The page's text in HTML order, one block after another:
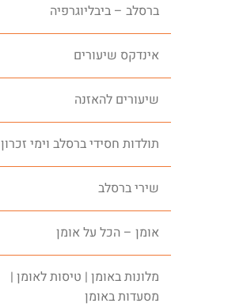
ברסלב – ביבליוגרפיה
אינדקס שיעורים
שיעורים להאזנה
תולדות חסידי ברסלב וימי זכרון
שירי ברסלב
אומן – הכל על אומן
מלונות באומן | טיסות לאומן |
מסעדות באומן